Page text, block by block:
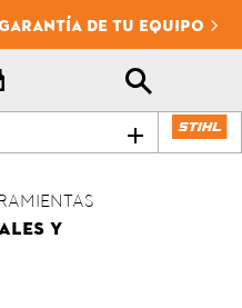
DE TU EQUIPO
Y